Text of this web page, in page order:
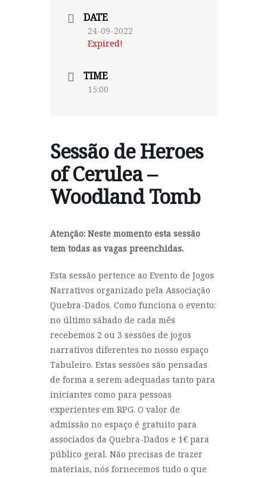
DATE
24-09-2022
Expired!
TIME
15:00
Sessão de Heroes
of Cerulea –
Woodland Tomb
Atenção: Neste momento esta sessão
tem todas as vagas preenchidas.
Esta sessão pertence ao Evento de Jogos
Narrativos organizado pela Associação
Quebra-Dados. Como funciona o evento:
no último sábado de cada mês
recebemos 2 ou 3 sessões de jogos
narrativos diferentes no nosso espaço
Tabuleiro. Estas sessões são pensadas
de forma a serem adequadas tanto para
iniciantes como para pessoas
experientes em RPG. O valor de
admissão no espaço é gratuito para
associados da Quebra-Dados e 1€ para
público geral. Não precisas de trazer
materiais, nós fornecemos tudo o que